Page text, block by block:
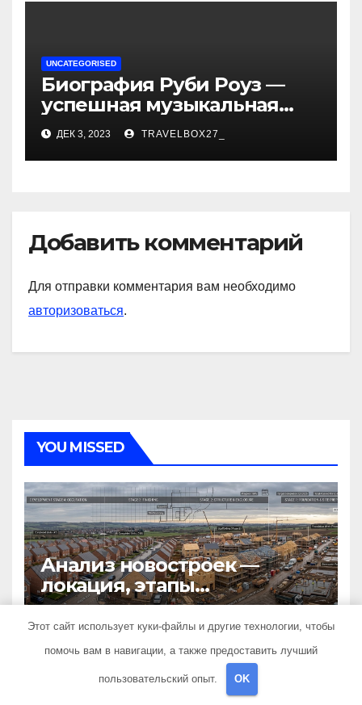
UNCATEGORISED
Биография Руби Роуз —
успешная музыкальная
карьера, личная жизнь и
знаковые достижения
ДЕК 3, 2023 TRAVELBOX27_
Добавить комментарий
Для отправки комментария вам необходимо
авторизоваться.
YOU MISSED
Анализ новостроек —
локация, этапы
строительства, проверка
застройщика, сценарии
оформления сделки и
рыночные ориентиры
Этот сайт использует куки-файлы и другие технологии, чтобы
помочь вам в навигации, а также предоставить лучший
пользовательский опыт. OK